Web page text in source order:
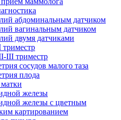
абдоминальным датчиком
вагинальным датчиком
двумя датчиками
III триместр
сосудов малого таза
плода
железы
железы с цветным
картированием